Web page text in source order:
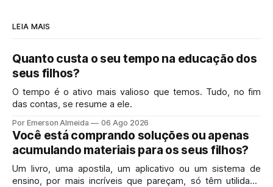
LEIA MAIS
Quanto custa o seu tempo na educação dos
seus filhos?
O tempo é o ativo mais valioso que temos. Tudo, no fim
das contas, se resume a ele.
Por Emerson Almeida 06 Ago 2026
Você está comprando soluções ou apenas
acumulando materiais para os seus filhos?
Um livro, uma apostila, um aplicativo ou um sistema de
ensino, por mais incríveis que pareçam, só têm utilidade